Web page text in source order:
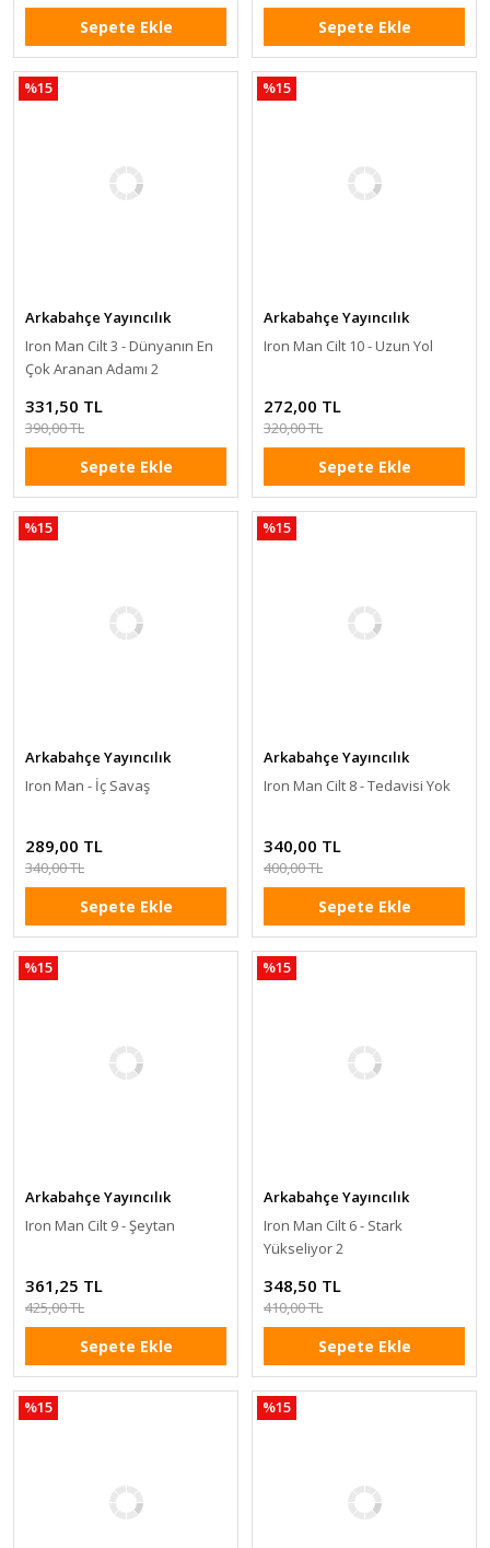
Sepete Ekle Sepete Ekle
%15
Arkabahçe Yayıncılık
Iron Man Cilt 3 - Dünyanın En
Çok Aranan Adamı 2
331,50 TL
390,00 TL
Sepete Ekle
%15
Arkabahçe Yayıncılık
Iron Man Cilt 10 - Uzun Yol
272,00 TL
320,00 TL
Sepete Ekle
%15
Arkabahçe Yayıncılık
Iron Man - İç Savaş
289,00 TL
340,00 TL
Sepete Ekle
%15
Arkabahçe Yayıncılık
Iron Man Cilt 8 - Tedavisi Yok
340,00 TL
400,00 TL
Sepete Ekle
%15
Arkabahçe Yayıncılık
Iron Man Cilt 9 - Şeytan
361,25 TL
425,00 TL
Sepete Ekle
%15
Arkabahçe Yayıncılık
Iron Man Cilt 6 - Stark
Yükseliyor 2
348,50 TL
410,00 TL
Sepete Ekle
%15 %15